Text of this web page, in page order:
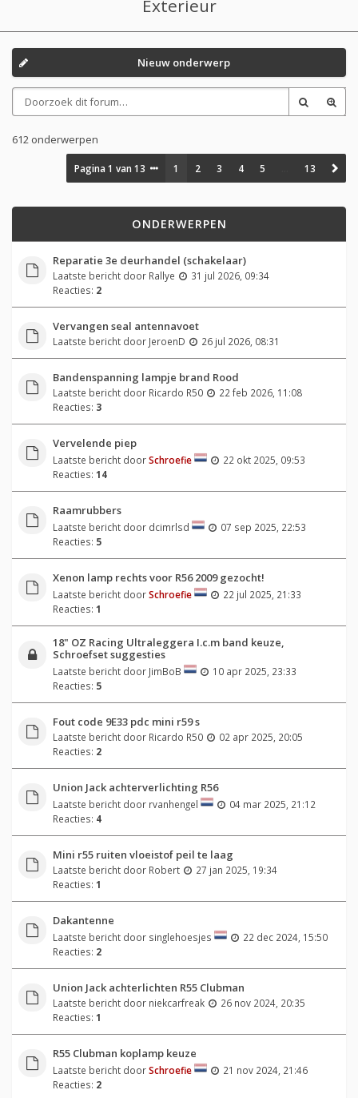
Exterieur
Nieuw onderwerp
612 onderwerpen
Pagina1 van13 1 2 3 4 5 13
ONDERWERPEN
Reparatie 3e deurhandel (schakelaar)
Laatste bericht door Rallye
31 jul 2026, 09:34
Reacties: 2
Vervangen seal antennavoet
Laatste bericht door JeroenD 26 jul 2026, 08:31
Bandenspanning lampje brand Rood
Laatste bericht door Ricardo R50
22 feb 2026, 11:08
Reacties: 3
Vervelende piep
Laatste bericht doorSchroefie
22 okt 2025, 09:53
Reacties: 14
Raamrubbers
Laatste bericht door dcimrlsd
07 sep 2025, 22:53
Reacties: 5
Xenon lamp rechts voor R56 2009 gezocht!
Laatste bericht doorSchroefie
22 jul 2025, 21:33
Reacties: 1
18" OZ Racing Ultraleggera I.c.m band keuze,
Schroefset suggesties
Laatste bericht door JimBoB
10 apr 2025, 23:33
Reacties: 5
Fout code 9E33 pdc mini r59 s
Laatste bericht door Ricardo R50
02 apr 2025, 20:05
Reacties: 2
Union Jack achterverlichting R56
Laatste bericht door rvanhengel
04 mar 2025, 21:12
Reacties: 4
Mini r55 ruiten vloeistof peil te laag
Laatste bericht door Robert
27 jan 2025, 19:34
Reacties: 1
Dakantenne
Laatste bericht door singlehoesjes
22 dec 2024, 15:50
Reacties: 2
Union Jack achterlichten R55 Clubman
Laatste bericht door niekcarfreak
26 nov 2024, 20:35
Reacties: 1
R55 Clubman koplamp keuze
Laatste bericht doorSchroefie
21 nov 2024, 21:46
Reacties: 2